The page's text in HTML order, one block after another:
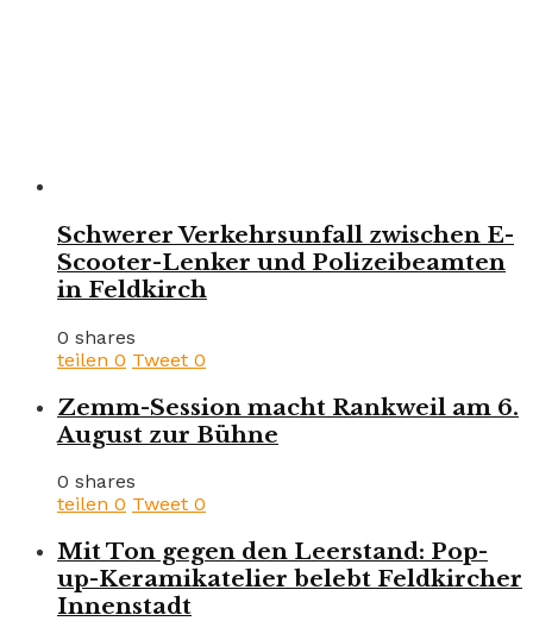
Schwerer Verkehrsunfall zwischen E-
Scooter-Lenker und Polizeibeamten
in Feldkirch
0 shares
teilen 0 Tweet 0
Zemm-Session macht Rankweil am 6.
August zur Bühne
0 shares
teilen 0 Tweet 0
Mit Ton gegen den Leerstand: Pop-
up-Keramikatelier belebt Feldkircher
Innenstadt